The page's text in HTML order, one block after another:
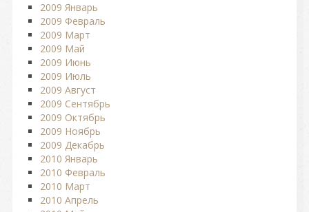
2009 Январь
2009 Февраль
2009 Март
2009 Май
2009 Июнь
2009 Июль
2009 Август
2009 Сентябрь
2009 Октябрь
2009 Ноябрь
2009 Декабрь
2010 Январь
2010 Февраль
2010 Март
2010 Апрель